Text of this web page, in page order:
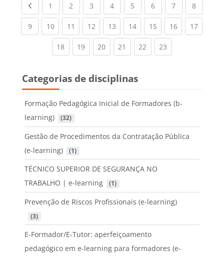
Previous page
1 (current)
2 (current)
3 (current)
4(current)
5 (current)
6(current)
7(current)
8(current)
9(current)
10(current)
11 (current)
12(current)
13(current)
14(current)
15(current)
16(current)
17
18(current)
19(current)
20(current)
21 (current)
22 (current)
23
Categorias de disciplinas
Formação Pedagógica Inicial de Formadores (b-
learning)
(32)
Gestão de Procedimentos da Contratação Pública
(e-learning)
(1)
TÉCNICO SUPERIOR DE SEGURANÇA NO
TRABALHO | e-learning
(1)
Prevenção de Riscos Profissionais (e-learning)
(3)
E-Formador/E-Tutor: aperfeiçoamento
pedagógico em e-learning para formadores (e-